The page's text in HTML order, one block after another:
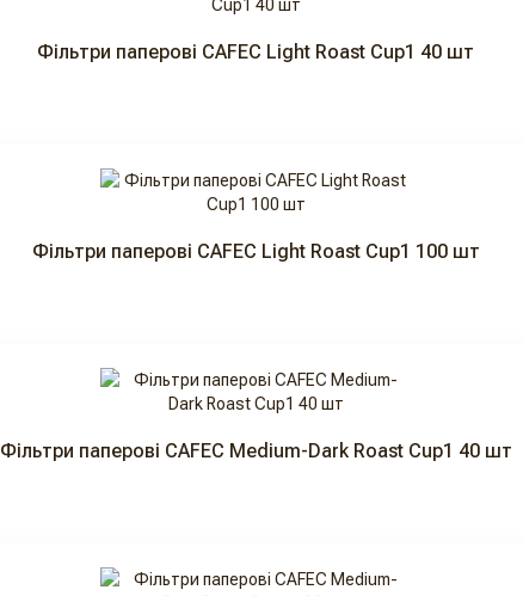
Фільтри паперові CAFEC Light Roast Cup1 40 шт
Фільтри паперові CAFEC Light Roast Cup1 100 шт
Фільтри паперові CAFEC Medium-Dark Roast Cup1 40 шт